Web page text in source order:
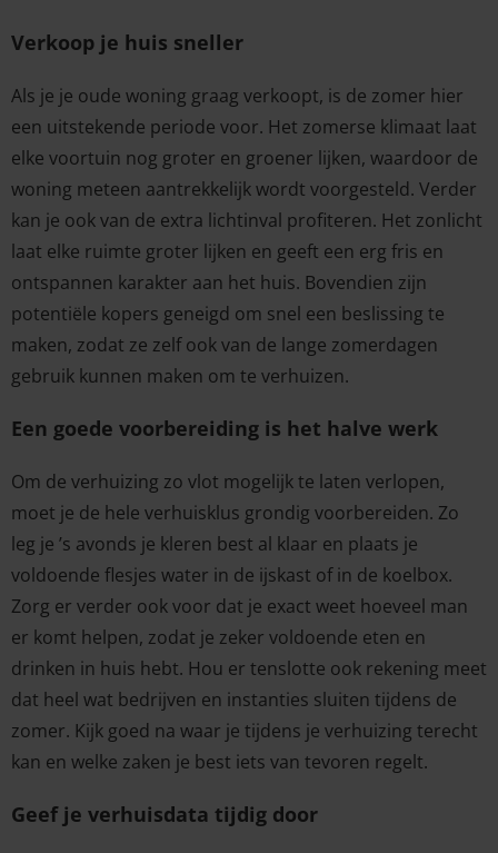
Verkoop je huis sneller
Als je je oude woning graag verkoopt, is de zomer hier
een uitstekende periode voor. Het zomerse klimaat laat
elke voortuin nog groter en groener lijken, waardoor de
woning meteen aantrekkelijk wordt voorgesteld. Verder
kan je ook van de extra lichtinval profiteren. Het zonlicht
laat elke ruimte groter lijken en geeft een erg fris en
ontspannen karakter aan het huis. Bovendien zijn
potentiële kopers geneigd om snel een beslissing te
maken, zodat ze zelf ook van de lange zomerdagen
gebruik kunnen maken om te verhuizen.
Een goede voorbereiding is het halve werk
Om de verhuizing zo vlot mogelijk te laten verlopen,
moet je de hele verhuisklus grondig voorbereiden. Zo
leg je ’s avonds je kleren best al klaar en plaats je
voldoende flesjes water in de ijskast of in de koelbox.
Zorg er verder ook voor dat je exact weet hoeveel man
er komt helpen, zodat je zeker voldoende eten en
drinken in huis hebt. Hou er tenslotte ook rekening meet
dat heel wat bedrijven en instanties sluiten tijdens de
zomer. Kijk goed na waar je tijdens je verhuizing terecht
kan en welke zaken je best iets van tevoren regelt.
Geef je verhuisdata tijdig door